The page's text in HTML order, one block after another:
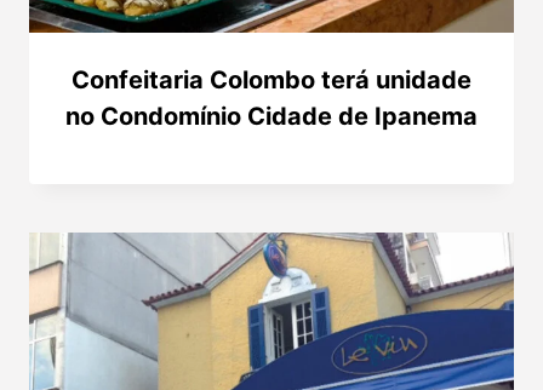
Confeitaria Colombo terá unidade
no Condomínio Cidade de Ipanema